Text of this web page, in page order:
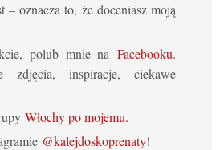
– oznacza to, że doceniasz moją
polub mnie na Facebooku.
zdjęcia, inspiracje, ciekawe
Włochy po mojemu.
@kalejdoskoprenaty!